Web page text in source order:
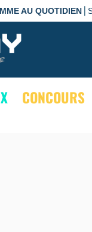
AU QUOTIDIEN |
CONCOURS